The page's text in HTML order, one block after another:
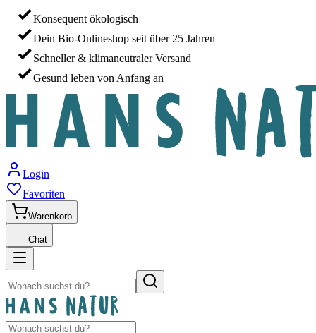
Konsequent ökologisch
Dein Bio-Onlineshop seit über 25 Jahren
Schneller & klimaneutraler Versand
Gesund leben von Anfang an
Login
Favoriten
Warenkorb
Chat